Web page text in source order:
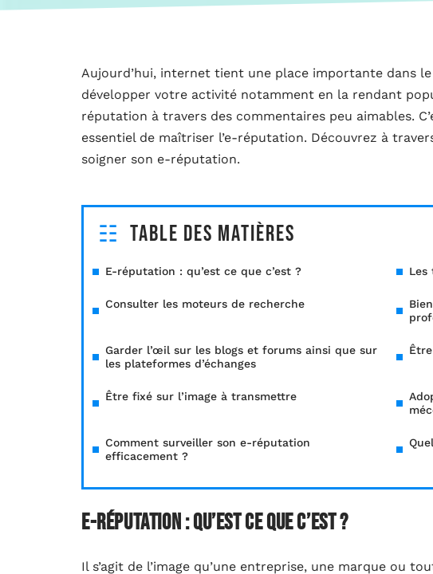
Aujourd’hui, internet tient une place importante dans
développer votre activité notamment en la rendant
réputation à travers des commentaires peu aimables.
essentiel de maîtriser l’e-réputation. Découvrez à
soigner son e-réputation.
Table des matières
E-réputation : qu’est ce que c’est ? Les
Consulter les moteurs de recherche
Garder l’œil sur les blogs et forums ainsi que sur
les plateformes d’échanges
Être fixé sur l’image à transmettre
Comment surveiller son e-réputation
efficacement ?
E-réputation : qu’est ce que c’est ?
Il s’agit de l’image qu’une entreprise, une marque ou